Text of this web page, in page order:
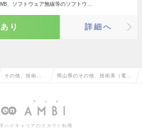
、ソフトウェア無線等のソフトウ…
り 詳細へ
その他、技術系
半導体）
岡山県のその他、技術系（電
人情報一覧
ハイキャリアのスカウト転職